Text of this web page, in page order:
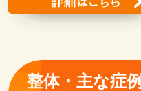
整体・主な症例